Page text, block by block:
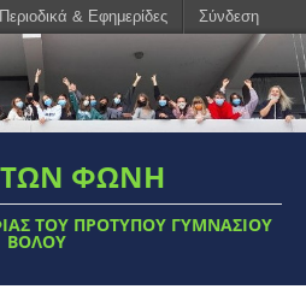
ΦΩΝΗ
ΤΟΥ ΠΡΌΤΥΠΟΥ ΓΥΜΝΑΣΊΟΥ
ΒΌΛΟΥ
& Εφημερίδες Σύνδεση